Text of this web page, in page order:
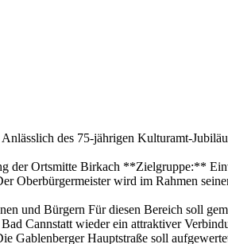
Anlässlich des 75-jährigen Kulturamt-
der Ortsmitte Birkach **Zielgruppe:**
Oberbürgermeister wird im Rahmen
und Bürgern Für diesen Bereich soll
Cannstatt wieder ein attraktiver
Gablenberger Hauptstraße soll